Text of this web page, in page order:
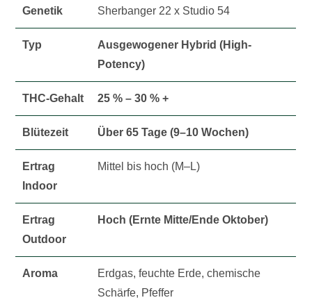
Genetik Sherbanger 22 x Studio 54
Typ
Ausgewogener Hybrid (High-
Potency)
THC-Gehalt 25 % – 30 % +
Blütezeit Über 65 Tage (9–10 Wochen)
Ertrag
Indoor
Mittel bis hoch (M–L)
Ertrag
Outdoor
Hoch (Ernte Mitte/Ende Oktober)
Aroma
Erdgas, feuchte Erde, chemische
Schärfe, Pfeffer